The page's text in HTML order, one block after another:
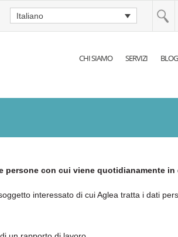
Italiano
CHI SIAMO SERVIZI BLOG
persone con cui viene quotidianamente in
interessato di cui Aglea tratta i dati